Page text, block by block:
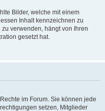
Bilder, welche mit einem
Inhalt kennzeichnen zu
verwenden, hängt von Ihren
gesetzt hat.
im Forum. Sie können jede
setzen, Mitglieder